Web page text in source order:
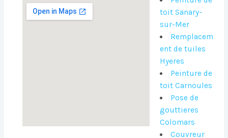
toit Sanary-
sur-Mer
Remplacem
ent de tuiles
Hyeres
Peinture de
toit Carnoules
Pose de
gouttieres
Colomars
Couvreur